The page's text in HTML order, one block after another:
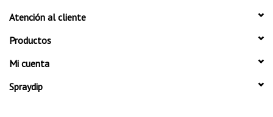
Atención al cliente
Productos
Mi cuenta
Spraydip